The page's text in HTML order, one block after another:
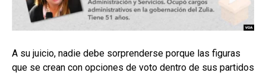
A su juicio, nadie debe sorprenderse porque las figuras
que se crean con opciones de voto dentro de sus partidos